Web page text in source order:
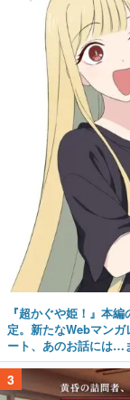
『超かぐや姫！』本
定。新たなWebマン
ート、あのお話には…
3